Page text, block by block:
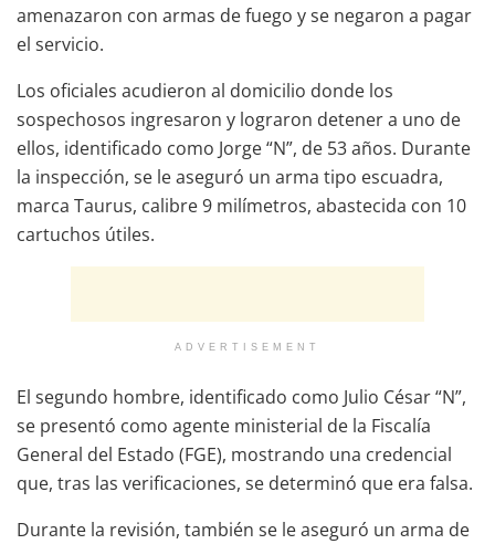
amenazaron con armas de fuego y se negaron a pagar
el servicio.
Los oficiales acudieron al domicilio donde los
sospechosos ingresaron y lograron detener a uno de
ellos, identificado como Jorge “N”, de 53 años. Durante
la inspección, se le aseguró un arma tipo escuadra,
marca Taurus, calibre 9 milímetros, abastecida con 10
cartuchos útiles.
ADVERTISEMENT
El segundo hombre, identificado como Julio César “N”,
se presentó como agente ministerial de la Fiscalía
General del Estado (FGE), mostrando una credencial
que, tras las verificaciones, se determinó que era falsa.
Durante la revisión, también se le aseguró un arma de